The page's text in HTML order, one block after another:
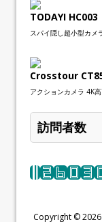
TODAYI HC003
スパイ隠し超小型カメ
Crosstour
アクションカメラ 4K
訪問者数
Copyright ©